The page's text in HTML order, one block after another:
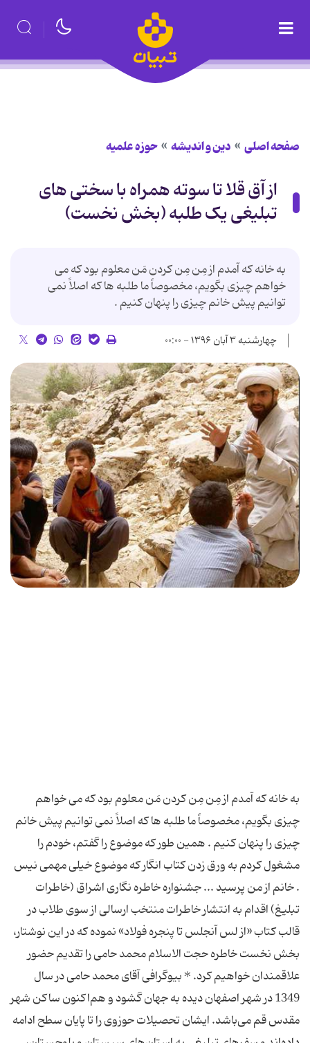
صفحه اصلی دین و اندیشه حوزه علمیه
از آق قلا تا سوته همراه با سختی های
تبلیغی یک طلبه (بخش نخست)
به خانه که آمدم از مِن مِن کردن مَن معلوم بود که می
خواهم چیزی بگویم، مخصوصاً ما طلبه ها که اصلاً نمی
توانیم پیش خانم چیزی را پنهان کنیم .
چهارشنبه ۳ آبان ۱۳۹۶ - ۰۰:۰۰